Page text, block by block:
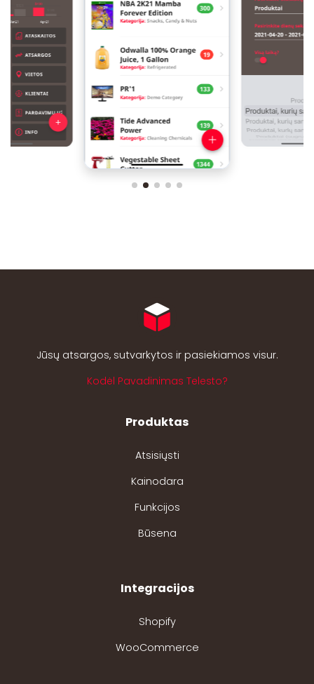
Jūsų atsargos, sutvarkytos ir pasiekiamos visur.
Kodėl Pavadinimas Telesto?
Produktas
Atsisiųsti
Kainodara
Funkcijos
Būsena
Integracijos
Shopify
WooCommerce